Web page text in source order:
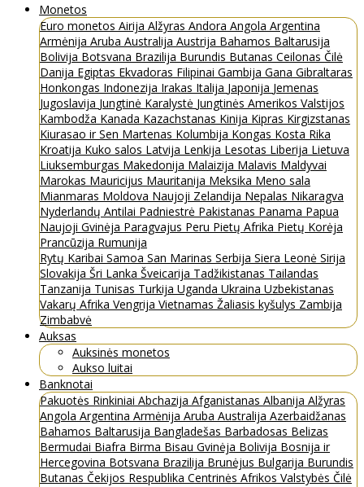
Monetos
Euro monetos Airija Alžyras Andora Angola Argentina
Armėnija Aruba Australija Austrija Bahamos Baltarusija
Bolivija Botsvana Brazilija Burundis Butanas Ceilonas Čilė
Danija Egiptas Ekvadoras Filipinai Gambija Gana Gibraltaras
Honkongas Indonezija Irakas Italija Japonija Jemenas
Jugoslavija Jungtinė Karalystė Jungtinės Amerikos Valstijos
Kambodža Kanada Kazachstanas Kinija Kipras Kirgizstanas
Kiurasao ir Sen Martenas Kolumbija Kongas Kosta Rika
Kroatija Kuko salos Latvija Lenkija Lesotas Liberija Lietuva
Liuksemburgas Makedonija Malaizija Malavis Maldyvai
Marokas Mauricijus Mauritanija Meksika Meno sala
Mianmaras Moldova Naujoji Zelandija Nepalas Nikaragva
Nyderlandų Antilai Padniestrė Pakistanas Panama Papua
Naujoji Gvinėja Paragvajus Peru Pietų Afrika Pietų Korėja
Prancūzija Rumunija
Rytų Karibai Samoa San Marinas Serbija Siera Leonė Sirija
Slovakija Šri Lanka Šveicarija Tadžikistanas Tailandas
Tanzanija Tunisas Turkija Uganda Ukraina Uzbekistanas
Vakarų Afrika Vengrija Vietnamas Žaliasis kyšulys Zambija
Zimbabvė
Auksas
Auksinės monetos
Aukso luitai
Banknotai
Pakuotės Rinkiniai Abchazija Afganistanas Albanija Alžyras
Angola Argentina Armėnija Aruba Australija Azerbaidžanas
Bahamos Baltarusija Bangladešas Barbadosas Belizas
Bermudai Biafra Birma Bisau Gvinėja Bolivija Bosnija ir
Hercegovina Botsvana Brazilija Brunėjus Bulgarija Burundis
Butanas Čekijos Respublika Centrinės Afrikos Valstybės Čilė